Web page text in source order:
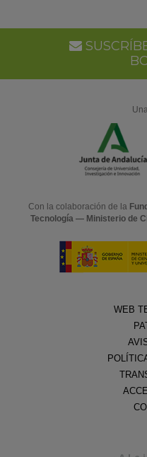
Con la colaboración de la
Tecnología — Ministerio de
WEB